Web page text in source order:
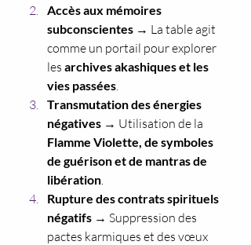
Accès aux mémoires
subconscientes → La table agit
comme un portail pour explorer
les archives akashiques et les
vies passées
Transmutation des énergies
négatives → Utilisation de la
Flamme Violette, de symboles
de guérison et de mantras de
libération
Rupture des contrats spirituels
négatifs → Suppression des
pactes karmiques et des vœux